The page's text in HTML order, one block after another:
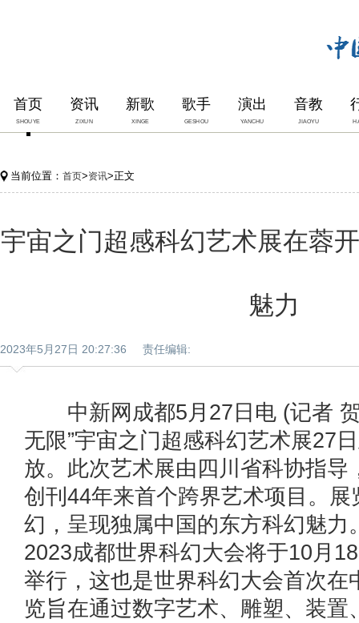
首页
SHOUYE
资讯
ZIXUN
新歌
XINGE
歌手
GESHOU
演出
YANCHU
音教
JIAOYU
当前位置： 首页>资讯>正文
宇宙之门超感科幻艺术展在蓉
魅力
2023年5月27日 20:27:36 责任编辑:
中新网成都5月27日电 (记者 贺
无限”宇宙之门超感科幻艺术展27
放。此次艺术展由四川省科协指导
创刊44年来首个跨界艺术项目。展
幻，呈现独属中国的东方科幻
2023成都世界科幻大会将于10月
举行，这也是世界科幻大会首次在
览旨在通过数字艺术、雕塑、装置